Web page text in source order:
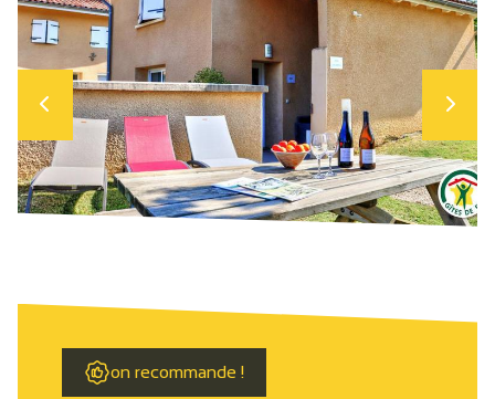
on recommande !